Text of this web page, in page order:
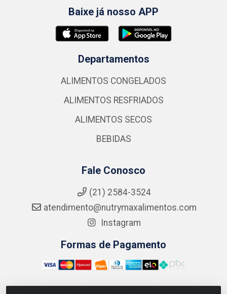
Baixe já nosso APP
Departamentos
ALIMENTOS CONGELADOS
ALIMENTOS RESFRIADOS
ALIMENTOS SECOS
BEBIDAS
Fale Conosco
(21) 2584-3524
atendimento@nutrymaxalimentos.com
Instagram
Formas de Pagamento